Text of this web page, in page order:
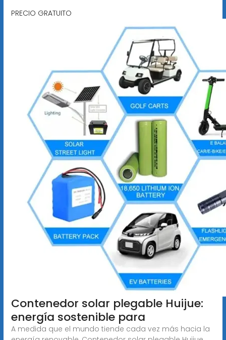
PRECIO GRATUITO
Contenedor solar plegable Huijue:
energía sostenible para
A medida que el mundo tiende cada vez más hacia la